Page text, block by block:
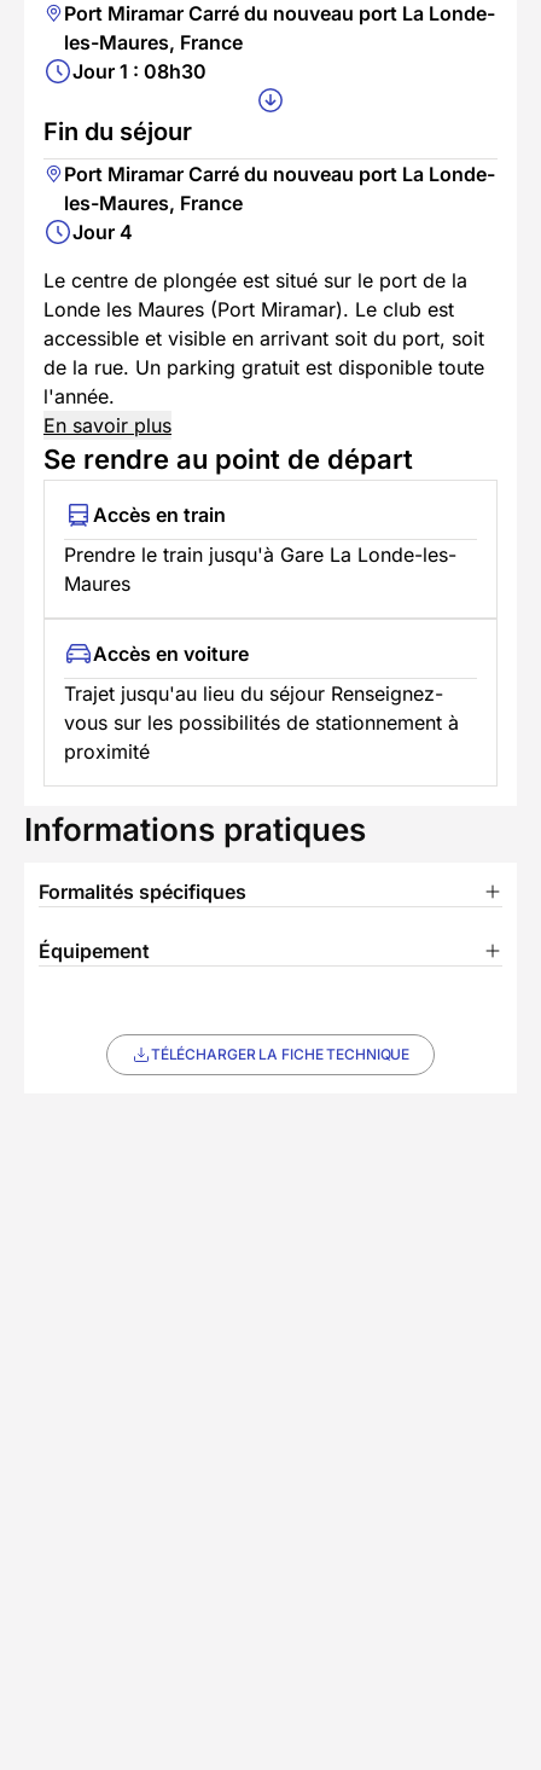
Port Miramar Carré du nouveau port La Londe-
les-Maures, France
Jour 1 : 08h30
Fin du séjour
Port Miramar Carré du nouveau port La Londe-
les-Maures, France
Jour 4
Le centre de plongée est situé sur le port de la
Londe les Maures (Port Miramar). Le club est
accessible et visible en arrivant soit du port, soit
de la rue. Un parking gratuit est disponible toute
l'année.
En savoir plus
Se rendre au point de départ
Accès en train
Prendre le train jusqu'à Gare La Londe-les-
Maures
Accès en voiture
Trajet jusqu'au lieu du séjour Renseignez-
vous sur les possibilités de stationnement à
proximité
Informations pratiques
Formalités spécifiques
Équipement
TÉLÉCHARGER LA FICHE TECHNIQUE